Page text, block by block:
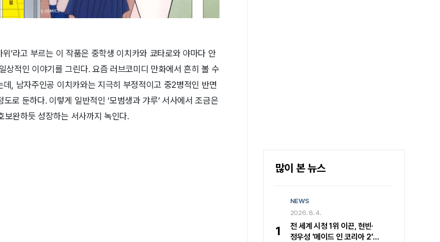
위’라고 부르는 이 작품은 중학생 이치카와 쿄타로와 야마다 안
상적인 이야기를 그린다. 요즘 러브코미디 만화에서 흔히 볼 수
데, 남자주인공 이치카와는 지극히 부정적이고 중2병적인 반면
로 둔하다. 이렇게 일반적인 ‘모범생과 갸루’ 서사에서 조금은
보완하듯 성장하는 서사까지 녹인다.
많이 본 뉴스
1
NEWS
2026. 8. 4.
전 세계 시청 1위 이끈, 현빈·
정우성 '메이드 인 코리아 2'